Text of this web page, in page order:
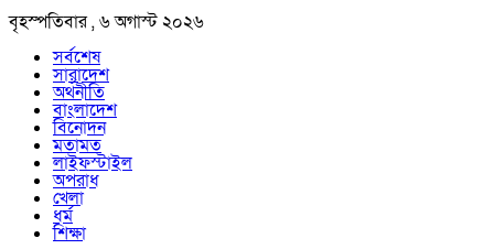
বৃহস্পতিবার , ৬ অগাস্ট ২০২৬
সর্বশেষ
সারাদেশ
অর্থনীতি
বাংলাদেশ
বিনোদন
মতামত
লাইফস্টাইল
অপরাধ
খেলা
ধর্ম
শিক্ষা